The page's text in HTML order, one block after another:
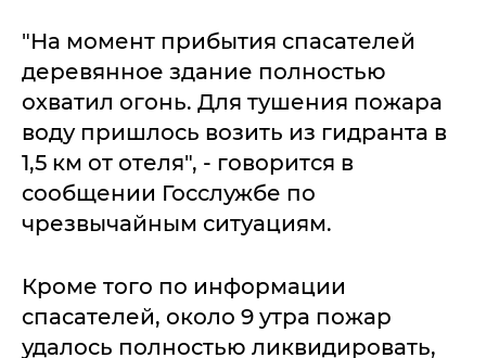
"На момент прибытия спасателей
деревянное здание полностью
охватил огонь. Для тушения пожара
воду пришлось возить из гидранта в
1,5 км от отеля", - говорится в
сообщении Госслужбе по
чрезвычайным ситуациям.
Кроме того по информации
спасателей, около 9 утра пожар
удалось полностью ликвидировать,